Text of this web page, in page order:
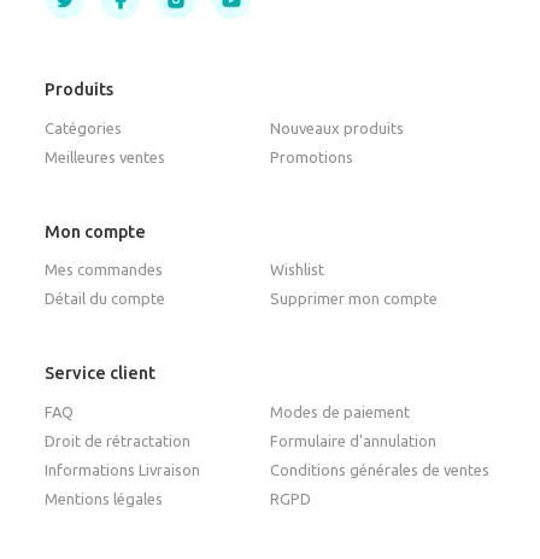
Produits
Catégories
Nouveaux produits
Meilleures ventes
Promotions
Mon compte
Mes commandes
Wishlist
Détail du compte
Supprimer mon compte
Service client
FAQ
Modes de paiement
Droit de rétractation
Formulaire d'annulation
Informations Livraison
Conditions générales de ventes
Mentions légales
RGPD